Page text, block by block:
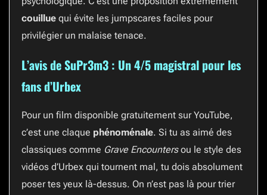
couillue qui évite les jumpscares faciles pour
privilégier un malaise tenace.
L’avis de SuPr3m3 : Un 4/5 magistral pour les
fans d’Urbex
Pour un film disponible gratuitement sur YouTube,
c’est une claque phénoménale. Si tu as aimé des
classiques comme Grave Encountersou le style des
vidéos d’Urbex qui tournent mal, tu dois absolument
poser tes yeux là-dessus. On n’est pas là pour trier